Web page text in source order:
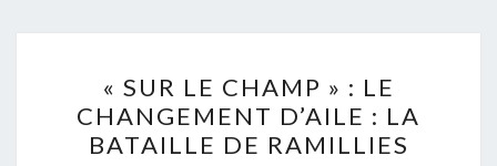
LE
CHAMP »
:
« SUR LE CHAMP » : LE
CHANGEMENT D’AILE : LA
BATAILLE DE RAMILLIES